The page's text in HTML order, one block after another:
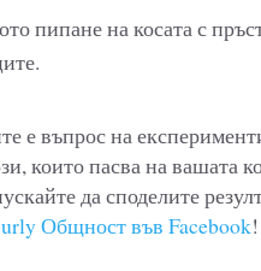
пипане на косата с
е въпрос на
които пасва на вашата
да споделите
Общност във Facebook!